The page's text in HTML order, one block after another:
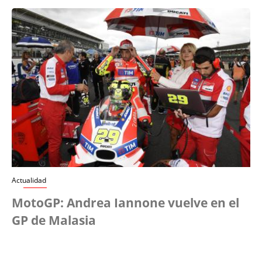
Actualidad
MotoGP: Andrea Iannone vuelve en el
GP de Malasia